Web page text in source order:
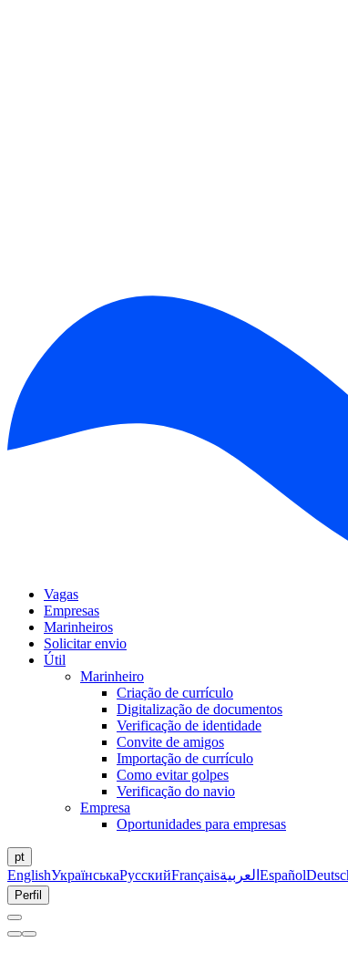
Vagas
Empresas
Marinheiros
Solicitar envio
Útil
Marinheiro
Criação de currículo
Digitalização de documentos
Verificação de identidade
Convite de amigos
Importação de currículo
Como evitar golpes
Verificação do navio
Empresa
Oportunidades para empresas
pt
EnglishУкраїнськаРусскийFrançaisالعربية Español
Perfil